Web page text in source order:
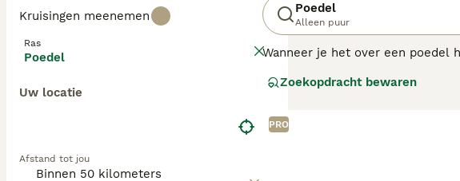
Kruisingen meenemen
Ras
Poedel
Uw locatie
Afstand tot jou
Poedel
Alleen puur
Wanneer je het over een poedel
Lees onze
Zoekopdracht bewaren
PRO